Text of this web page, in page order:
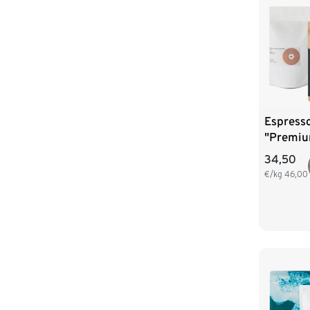
3x 250
34,50
€/kg 46,00